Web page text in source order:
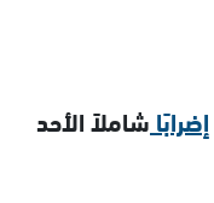
إضرابًاشاملاً الأحد